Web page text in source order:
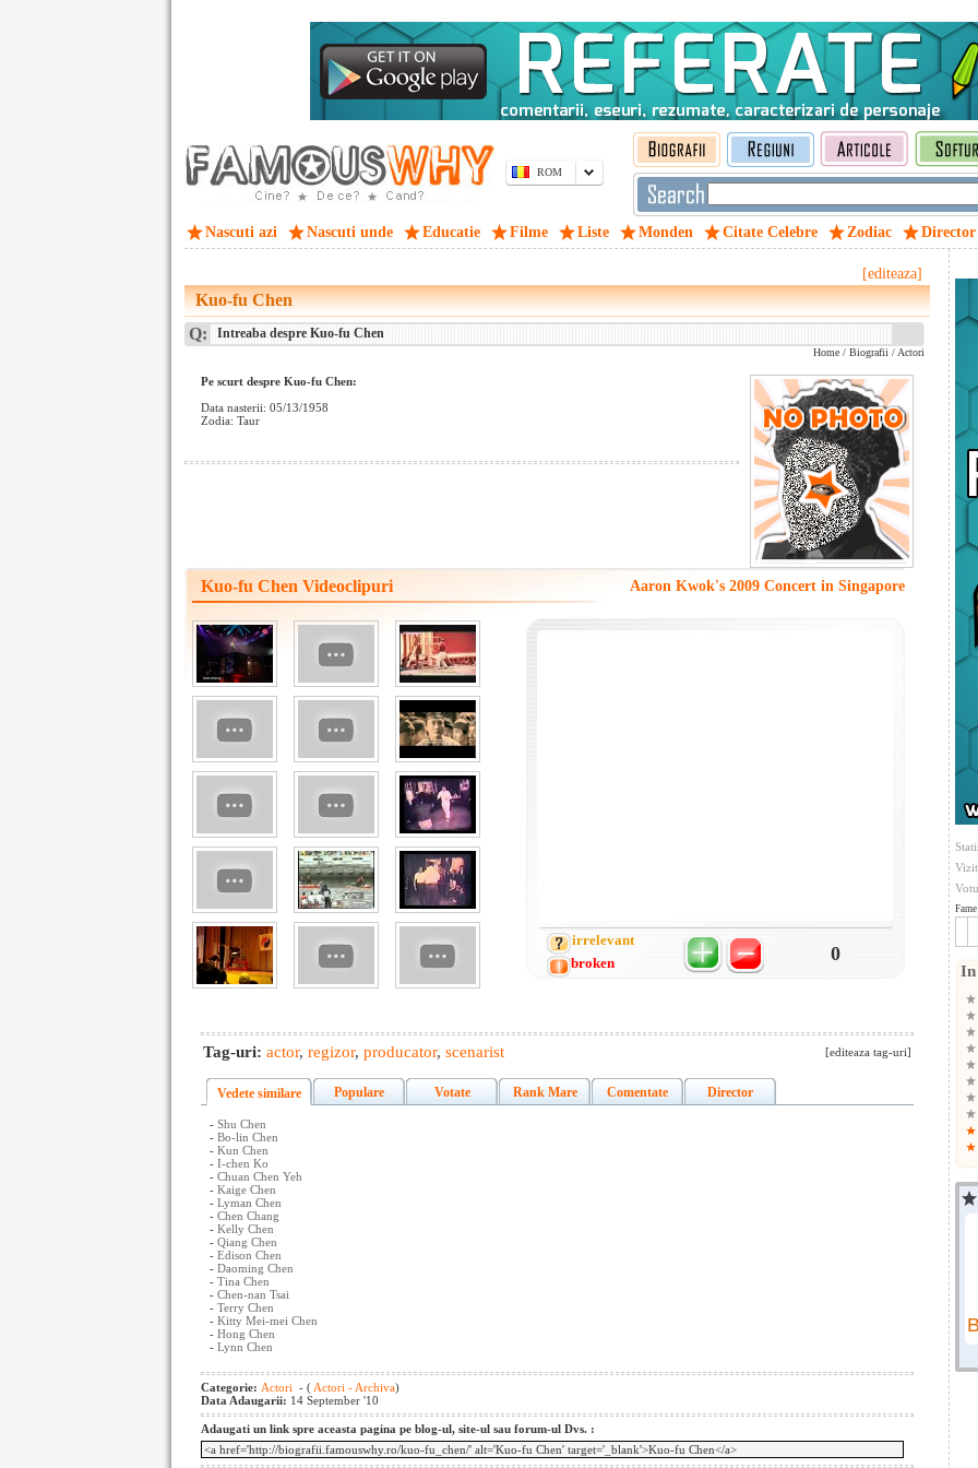
ROM
Nascuti azi Nascuti unde Educatie Filme Liste Monden Citate Celebre Zodiac Director
In
[editeaza]
Kuo-fu Chen
Q: Intreaba despre Kuo-fu Chen
Home / Biografii / Actori
Pe scurt despre Kuo-fu Chen:
Data nasterii: 05/13/1958
Zodia: Taur
Kuo-fu Chen Videoclipuri Aaron Kwok's 2009 Concert in Singapore
irrelevant
0
broken
Tag-uri: actor, regizor, producator, scenarist [editeaza tag-uri]
Vedete similare Populare Votate Rank Mare Comentate Director
- Shu Chen
- Bo-lin Chen
- Kun Chen
- I-chen Ko
- Chuan Chen Yeh
- Kaige Chen
- Lyman Chen
- Chen Chang
- Kelly Chen
- Qiang Chen
- Edison Chen
- Daoming Chen
- Tina Chen
- Chen-nan Tsai
- Terry Chen
- Kitty Mei-mei Chen
- Hong Chen
- Lynn Chen
Categorie: Actori - ( Actori - Archiva)
Data Adaugarii: 14 September '10
Adaugati un link spre aceasta pagina pe blog-ul, site-ul sau forum-ul Dvs. :